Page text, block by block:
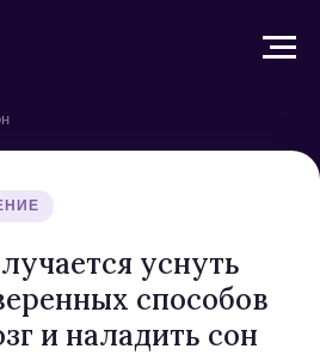
уснуть
способов
и наладить сон